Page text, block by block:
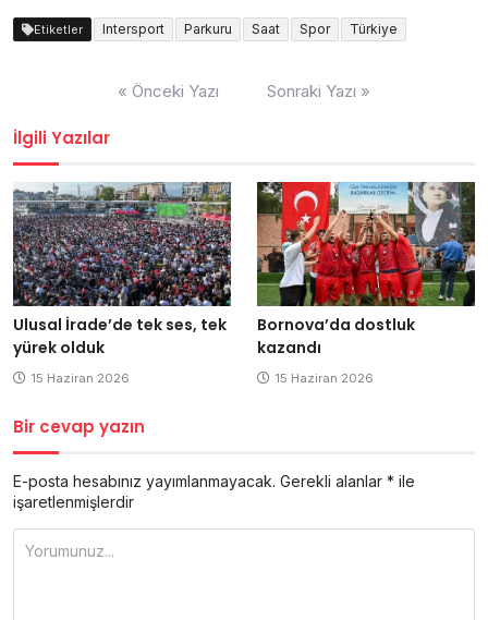
Etiketler Intersport Parkuru Saat Spor Türkiye
« Önceki Yazı Sonraki Yazı »
İlgili Yazılar
Ulusal İrade’de tek ses, tek
yürek olduk
15 Haziran 2026
Bornova’da dostluk
kazandı
15 Haziran 2026
Bir cevap yazın
E-posta hesabınız yayımlanmayacak. Gerekli alanlar * ile
işaretlenmişlerdir